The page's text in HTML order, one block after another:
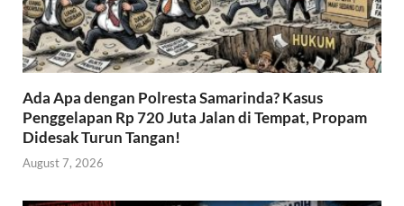
Ada Apa dengan Polresta Samarinda? Kasus
Penggelapan Rp 720 Juta Jalan di Tempat, Propam
Didesak Turun Tangan!
August 7, 2026